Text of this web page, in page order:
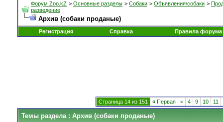
Форум Zoo.kZ > Основные разделы > Собаки > Объявления\собаки >
разведение
Архив (собаки проданые)
Регистрация Справка Правила форума
Страница 14 из 151 « Первая < 4 9 10 11
Темы раздела: Архив (собаки проданые)